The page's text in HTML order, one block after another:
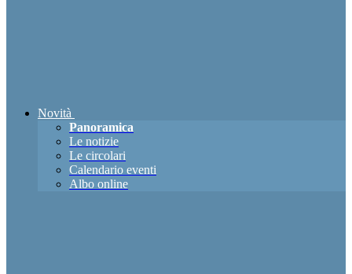
Novità
Panoramica
Le notizie
Le circolari
Calendario eventi
Albo online